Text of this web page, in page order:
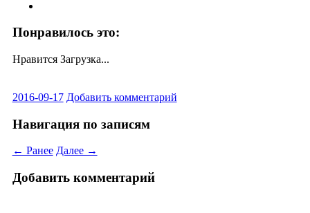
Понравилось это:
Нравится Загрузка...
2016-09-17 Добавить комментарий
Навигация по записям
← Ранее Далее →
Добавить комментарий